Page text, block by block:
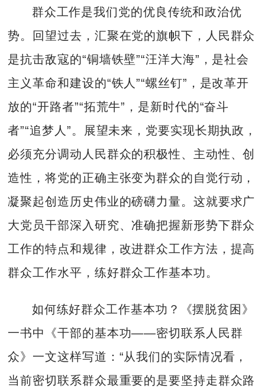
群众工作是我们党的优良传统和政治优
势。回望过去，汇聚在党的旗帜下，人民群众
是抗击敌寇的“铜墙铁壁”“汪洋大海”，是社会
主义革命和建设的“铁人”“螺丝钉”，是改革开
放的“开路者”“拓荒牛”，是新时代的“奋斗
者”“追梦人”。展望未来，党要实现长期执政，
必须充分调动人民群众的积极性、主动性、创
造性，将党的正确主张变为群众的自觉行动，
凝聚起创造历史伟业的磅礴力量。这就要求广
大党员干部深入研究、准确把握新形势下群众
工作的特点和规律，改进群众工作方法，提高
群众工作水平，练好群众工作基本功。
如何练好群众工作基本功？《摆脱贫困》
一书中《干部的基本功——密切联系人民群
众》一文这样写道：“从我们的实际情况看，
当前密切联系群众最重要的是要坚持走群众路